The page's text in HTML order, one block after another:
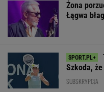
Żona
Łągwa
Szkoda,
SUBSKRYPCJA